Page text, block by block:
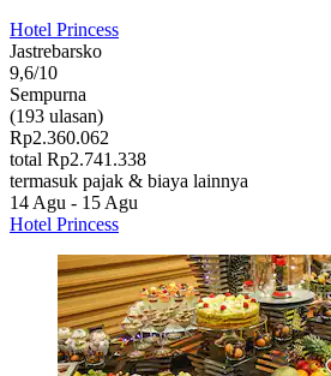
Hotel Princess
Jastrebarsko
9,6/10
Sempurna
(193 ulasan)
Rp2.360.062
total Rp2.741.338
termasuk pajak & biaya lainnya
14 Agu - 15 Agu
Hotel Princess